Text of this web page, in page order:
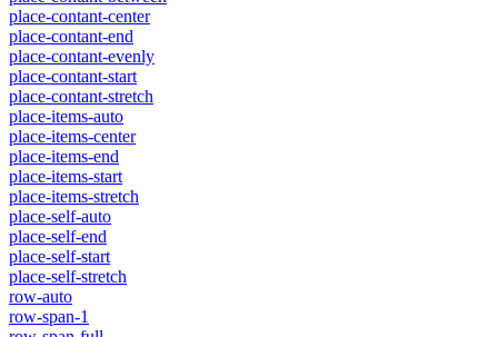
place-contant-center
place-contant-end
place-contant-evenly
place-contant-start
place-contant-stretch
place-items-auto
place-items-center
place-items-end
place-items-start
place-items-stretch
place-self-auto
place-self-end
place-self-start
place-self-stretch
row-auto
row-span-1